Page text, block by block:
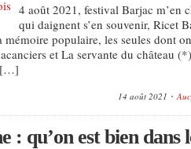
4 août 2021, festival Barjac m’en
qui daignent s’en souvenir, Ricet
populaire, les seules dont
et La servante du château
[…]
14 août 2021
: qu’on est bien dans